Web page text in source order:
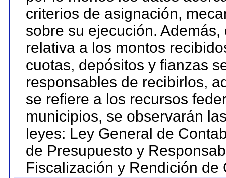
criterios de asignación,
sobre su ejecución.
relativa a los montos
cuotas, depósitos y fianzas
responsables de recibirlos,
se refiere a los recursos
municipios, se observarán
leyes: Ley General de
de Presupuesto y
Fiscalización y Rendición